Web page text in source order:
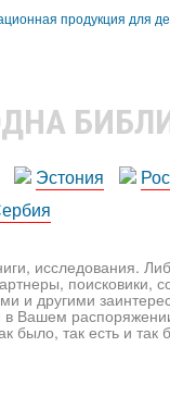
Эстония
исследования.
поисковики,
и другими
в Вашем
было, так есть и так